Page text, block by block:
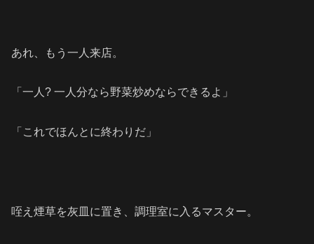
あれ、もう一人来店。
「一人? 一人分なら野菜炒めならできるよ」
「これでほんとに終わりだ」
咥え煙草を灰皿に置き、調理室に入るマスター。